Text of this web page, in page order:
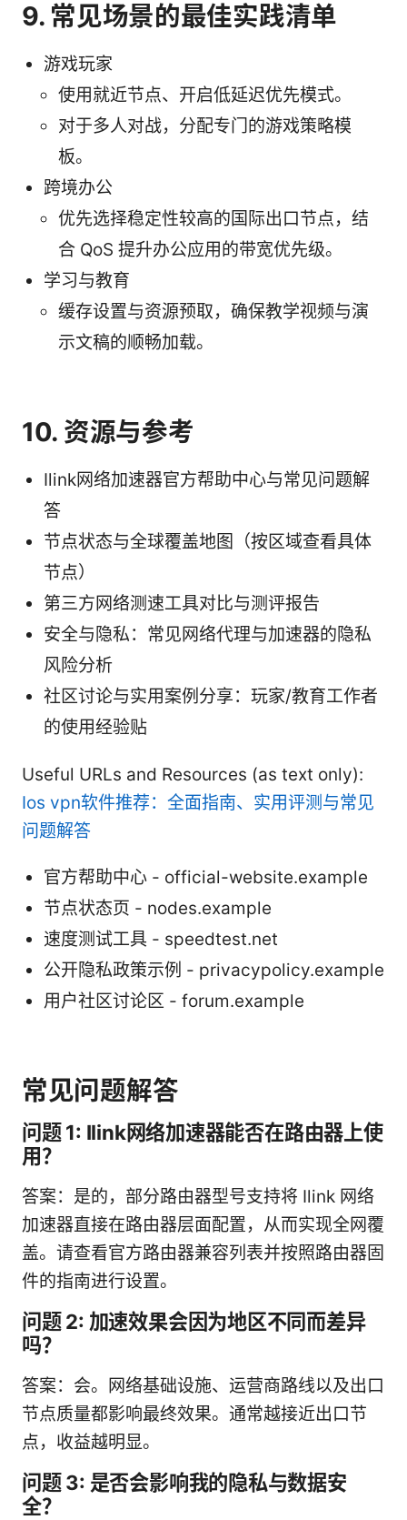
9. 常见场景的最佳实践清单
游戏玩家
使用就近节点、开启低延迟优先模式。
对于多人对战，分配专门的游戏策略模
板。
跨境办公
优先选择稳定性较高的国际出口节点，结
合 QoS 提升办公应用的带宽优先级。
学习与教育
缓存设置与资源预取，确保教学视频与演
示文稿的顺畅加载。
10. 资源与参考
Ilink网络加速器官方帮助中心与常见问题解
答
节点状态与全球覆盖地图（按区域查看具体
节点）
第三方网络测速工具对比与测评报告
安全与隐私：常见网络代理与加速器的隐私
风险分析
社区讨论与实用案例分享：玩家/教育工作者
的使用经验贴
Useful URLs and Resources (as text only):
Ios vpn软件推荐：全面指南、实用评测与常见
问题解答
官方帮助中心 - official-website.example
节点状态页 - nodes.example
速度测试工具 - speedtest.net
公开隐私政策示例 - privacypolicy.example
用户社区讨论区 - forum.example
常见问题解答
问题 1: Ilink网络加速器能否在路由器上使
用？
答案：是的，部分路由器型号支持将 Ilink 网络
加速器直接在路由器层面配置，从而实现全网覆
盖。请查看官方路由器兼容列表并按照路由器固
件的指南进行设置。
问题 2: 加速效果会因为地区不同而差异
吗？
答案：会。网络基础设施、运营商路线以及出口
节点质量都影响最终效果。通常越接近出口节
点，收益越明显。
问题 3: 是否会影响我的隐私与数据安
全？